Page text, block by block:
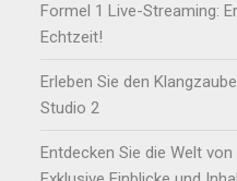
Formel 1 Live-Streaming:
Echtzeit!
Erleben Sie den
Studio 2
Entdecken Sie die Welt